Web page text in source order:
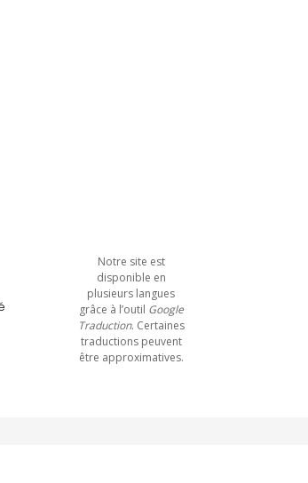
Notre site est
disponible en
plusieurs langues
grâce à l’outil Google
Traduction. Certaines
traductions peuvent
être approximatives.